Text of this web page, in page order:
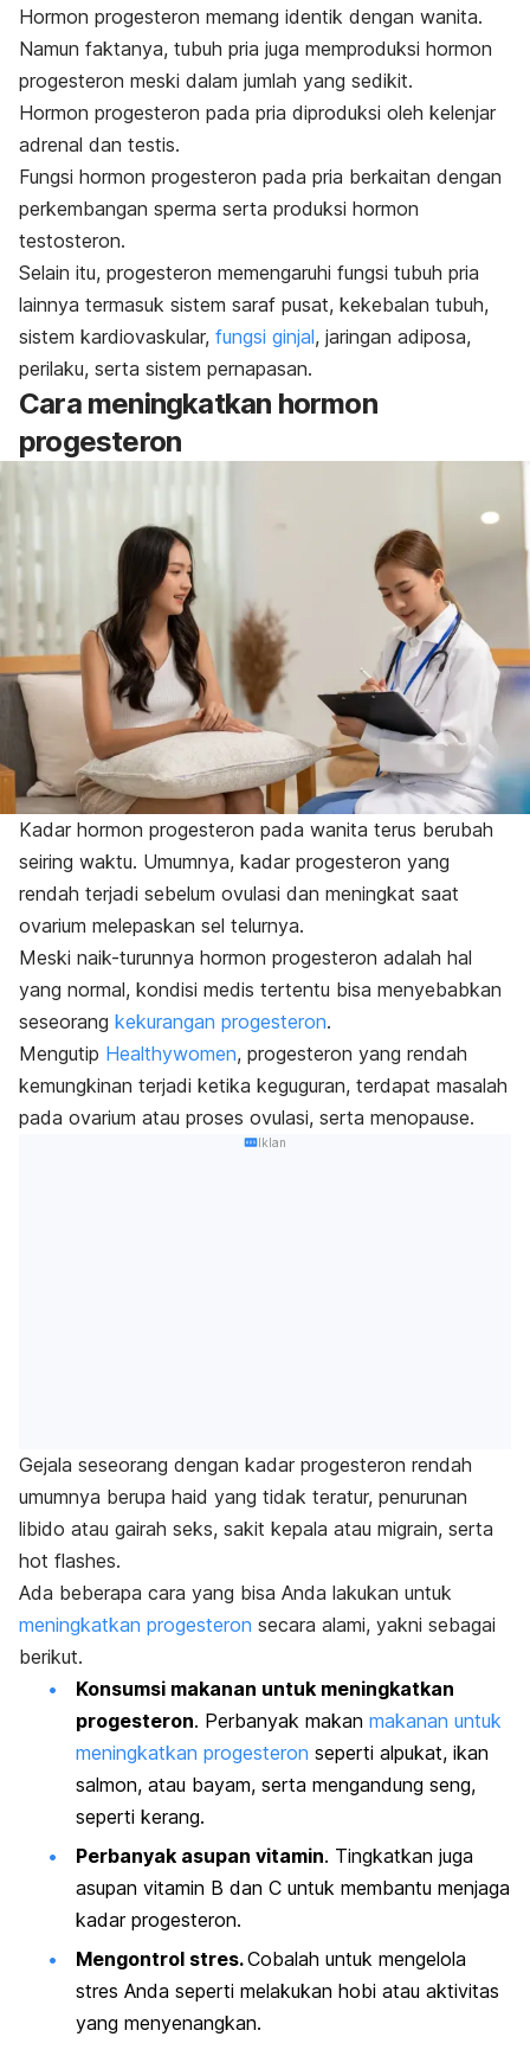
Hormon progesteron memang identik dengan wanita.
Namun faktanya, tubuh pria juga memproduksi hormon
progesteron meski dalam jumlah yang sedikit.
Hormon progesteron pada pria diproduksi oleh kelenjar
adrenal dan testis.
Fungsi hormon progesteron pada pria berkaitan dengan
perkembangan sperma serta produksi hormon
testosteron.
Selain itu, progesteron memengaruhi fungsi tubuh pria
lainnya termasuk sistem saraf pusat, kekebalan tubuh,
sistem kardiovaskular, fungsi ginjal, jaringan adiposa,
perilaku, serta sistem pernapasan.
Cara meningkatkan hormon
progesteron
Kadar hormon progesteron pada wanita terus berubah
seiring waktu. Umumnya, kadar progesteron yang
rendah terjadi sebelum ovulasi dan meningkat saat
ovarium melepaskan sel telurnya.
Meski naik-turunnya hormon progesteron adalah hal
yang normal, kondisi medis tertentu bisa menyebabkan
seseorang kekurangan progesteron.
Mengutip Healthywomen, progesteron yang rendah
kemungkinan terjadi ketika keguguran, terdapat masalah
pada ovarium atau proses ovulasi, serta menopause.
Iklan
Gejala seseorang dengan kadar progesteron rendah
umumnya berupa haid yang tidak teratur, penurunan
libido atau gairah seks, sakit kepala atau migrain, serta
hot flashes.
Ada beberapa cara yang bisa Anda lakukan untuk
meningkatkan progesteron secara alami, yakni sebagai
berikut.
Konsumsi makanan untuk meningkatkan
progesteron. Perbanyak makan makanan untuk
meningkatkan progesteron seperti alpukat, ikan
salmon, atau bayam, serta mengandung seng,
seperti kerang.
Perbanyak asupan vitamin. Tingkatkan juga
asupan vitamin B dan C untuk membantu menjaga
kadar progesteron.
Mengontrol stres.Cobalah untuk mengelola
stres Anda seperti melakukan hobi atau aktivitas
yang menyenangkan.